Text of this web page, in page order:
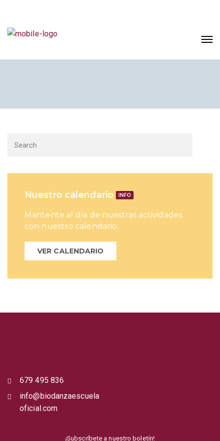
Nuestro calendario INFO
Mantente al día de nuestras actividades
con nuestro calendario.
VER CALENDARIO
679 495 836
info@biodanzaescuela
oficial.com
¡Subscríbete a nuestro boletín!